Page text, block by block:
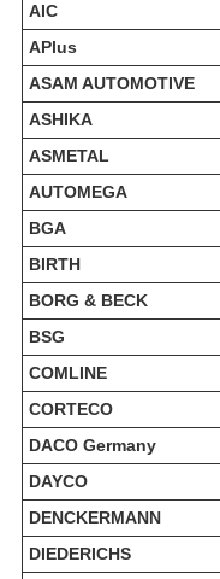
AIC
APlus
ASAM AUTOMOTIVE
ASHIKA
ASMETAL
AUTOMEGA
BGA
BIRTH
BORG & BECK
BSG
COMLINE
CORTECO
DACO Germany
DAYCO
DENCKERMANN
DIEDERICHS